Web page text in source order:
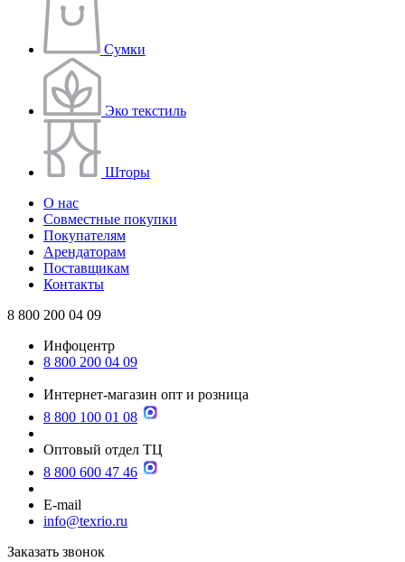
Сумки
Эко текстиль
Шторы
О нас
Совместные покупки
Покупателям
Арендаторам
Поставщикам
Контакты
8 800 200 04 09
Инфоцентр
8 800 200 04 09
Интернет-магазин опт и розница
8 800 100 01 08
Оптовый отдел ТЦ
8 800 600 47 46
E-mail
info@texrio.ru
Заказать звонок